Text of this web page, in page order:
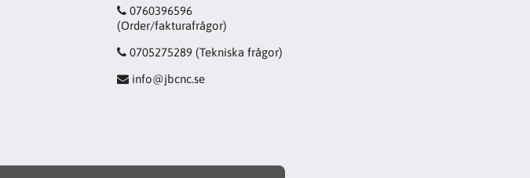
0760396596
(Order/fakturafrågor)
0705275289 (Tekniska frågor)
info@jbcnc.se